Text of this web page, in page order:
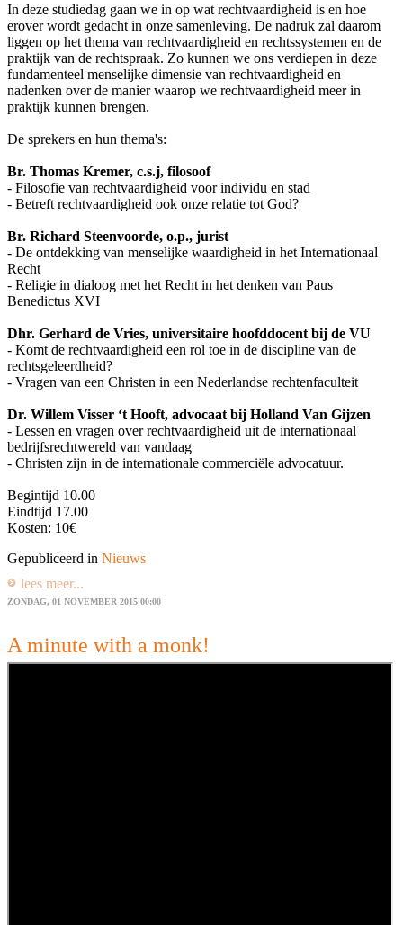
In deze studiedag gaan we in op wat rechtvaardigheid is en hoe
erover wordt gedacht in onze samenleving. De nadruk zal daarom
liggen op het thema van rechtvaardigheid en rechtssystemen en de
praktijk van de rechtspraak. Zo kunnen we ons verdiepen in deze
fundamenteel menselijke dimensie van rechtvaardigheid en
nadenken over de manier waarop we rechtvaardigheid meer in
praktijk kunnen brengen.
De sprekers en hun thema's:
Br. Thomas Kremer, c.s.j, filosoof
- Filosofie van rechtvaardigheid voor individu en stad
- Betreft rechtvaardigheid ook onze relatie tot God?
Br. Richard Steenvoorde, o.p., jurist
- De ontdekking van menselijke waardigheid in het Internationaal
Recht
- Religie in dialoog met het Recht in het denken van Paus
Benedictus XVI
Dhr. Gerhard de Vries, universitaire hoofddocent bij de VU
- Komt de rechtvaardigheid een rol toe in de discipline van de
rechtsgeleerdheid?
- Vragen van een Christen in een Nederlandse rechtenfaculteit
Dr. Willem Visser ‘t Hooft, advocaat bij Holland Van Gijzen
- Lessen en vragen over rechtvaardigheid uit de internationaal
bedrijfsrechtwereld van vandaag
- Christen zijn in de internationale commerciële advocatuur.
Begintijd 10.00
Eindtijd 17.00
Kosten: 10€
Gepubliceerd in Nieuws
lees meer...
ZONDAG, 01 NOVEMBER 2015 00:00
A minute with a monk!